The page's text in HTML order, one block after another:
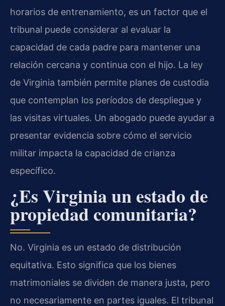
horarios de entrenamiento, es un factor que el
tribunal puede considerar al evaluar la
capacidad de cada padre para mantener una
relación cercana y continua con el hijo. La ley
de Virginia también permite planes de custodia
que contemplan los períodos de despliegue y
las visitas virtuales. Un abogado puede ayudar a
presentar evidencia sobre cómo el servicio
militar impacta la capacidad de crianza
específico.
¿Es Virginia un estado de
propiedad comunitaria?
No. Virginia es un estado de distribución
equitativa. Esto significa que los bienes
matrimoniales se dividen de manera justa, pero
no necesariamente en partes iguales. El tribunal